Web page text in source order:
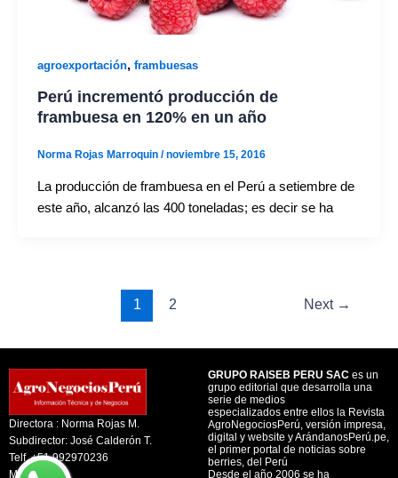
agroexportación, frambuesas
Perú incrementó producción de
frambuesa en 120% en un año
Norma Rojas Marroquin /noviembre 15, 2016
La producción de frambuesa en el Perú a setiembre de
este año, alcanzó las 400 toneladas; es decir se ha
1 2 Next →
Directora : Norma Rojas M.
Subdirector: José Calderón T.
Telf. +51 992970236
Mail:
GRUPO RAISEB PERU SAC es un
grupo editorial que desarrolla una
serie de medios
especializados entre ellos la Revista
AgroNegociosPerú, versión impresa,
digital y website y ArándanosPerú.pe,
el primer portal de noticias sobre
berries, del Perú
Desde el año 2006 se ha